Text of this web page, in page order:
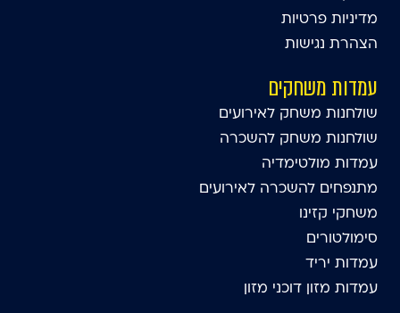
מדיניות פרטיות
הצהרת נגישות
עמדות משחקים
שולחנות משחק לאירועים
שולחנות משחק להשכרה
עמדות מולטימדיה
מתנפחים להשכרה לאירועים
משחקי קזינו
סימולטורים
עמדות יריד
עמדות מזון דוכני מזון